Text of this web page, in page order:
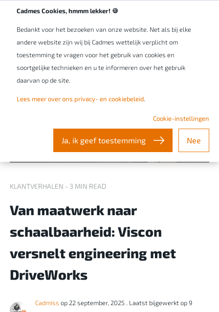
Cadmes Cookies, hmmm lekker! 🍪
Bedankt voor het bezoeken van onze website. Net als bij elke
andere website zijn wij bij Cadmes wettelijk verplicht om
toestemming te vragen voor het gebruik van cookies en
soortgelijke technieken en u te informeren over het gebruik
daarvan op de site.
Lees meer over ons privacy- en cookiebeleid.
Cookie-instellingen
Ja, ik geef toestemming Nee
Werken bij Cadmes
KLANTVERHALEN - 3 MIN READ
Van maatwerk naar
schaalbaarheid: Viscon
versnelt engineering met
DriveWorks
Cadmiss op 22 september, 2025 . Laatst bijgewerkt op 9